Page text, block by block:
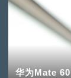
华为Mate